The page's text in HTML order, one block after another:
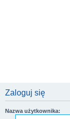
Zaloguj się
Nazwa użytkownika: